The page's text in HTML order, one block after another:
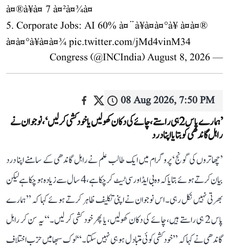
à¤®à¥à¤ 7 à¤²à¤¾à¤
5. Corporate Jobs: AI 60% à¤¨à¥à¤à¤°à¥ à¤à¤®
à¤à¤°à¥à¤à¤¾pic.twitter.com/jMd4vinM34
— Congress (@INCIndia)
August 8, 2026
08 Aug 2026, 7:50 PM
’ہمارے پاس 2 ہی راستے، چائے کی دکان کھولیں یا خودکشی کر لیں‘، نوجوان نے
راہل گاندھی کو بتایا اپنا درد
’چھاتروں کی گونج‘ پروگرام میں ایک طالب علم نے راہل گاندھی کے سامنے اپنا درد
بیان کرتے ہوئے بتایا کہ وہ بی ایڈ اور سی ٹیٹ کر چکا ہے، 4 سال سے زیادہ ہو چکا ہے لیکن
بھرتی نہیں نکل رہی۔ اس نوجوان نے اپنی تکلیف ظاہر کرتے ہوئے کہا کہ ’’ہمارے
پاس 2 ہی راستے ہیں، چائے کی دکان کھولیں، یا پھر خود کشی کر لیں۔‘‘ یہ سن کر راہل
گاندھی نے کہا کہ ’’خودکشی کوئی متبادل ہو ہی نہیں سکتا۔‘‘ لوک سبھا میں حزب اختلاف